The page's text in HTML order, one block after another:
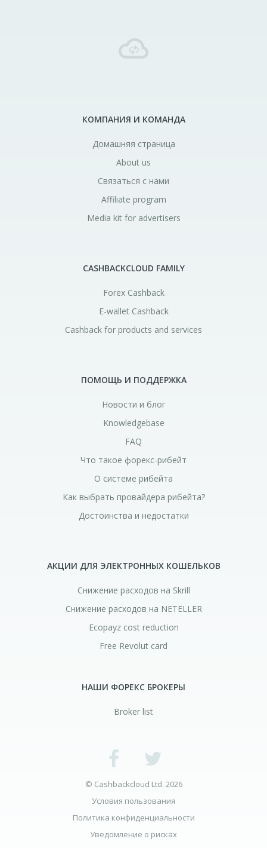
КОМПАНИЯ И КОМАНДА
Домашняя страница
About us
Связаться с нами
Affiliate program
Media kit for advertisers
CASHBACKCLOUD FAMILY
Forex Cashback
E-wallet Cashback
Cashback for products and services
ПОМОЩЬ И ПОДДЕРЖКА
Новости и блог
Knowledgebase
FAQ
Что такое форекс-рибейт
О системе рибейта
Как выбрать провайдера рибейта?
Достоинства и недостатки
АКЦИИ ДЛЯ ЭЛЕКТРОННЫХ КОШЕЛЬКОВ
Снижение расходов на Skrill
Снижение расходов на NETELLER
Ecopayz cost reduction
Free Revolut card
НАШИ ФОРЕКС БРОКЕРЫ
Broker list
© Cashbackcloud Ltd. 2026
Условия пользования
Политика конфиденциальности
Уведомление о рисках